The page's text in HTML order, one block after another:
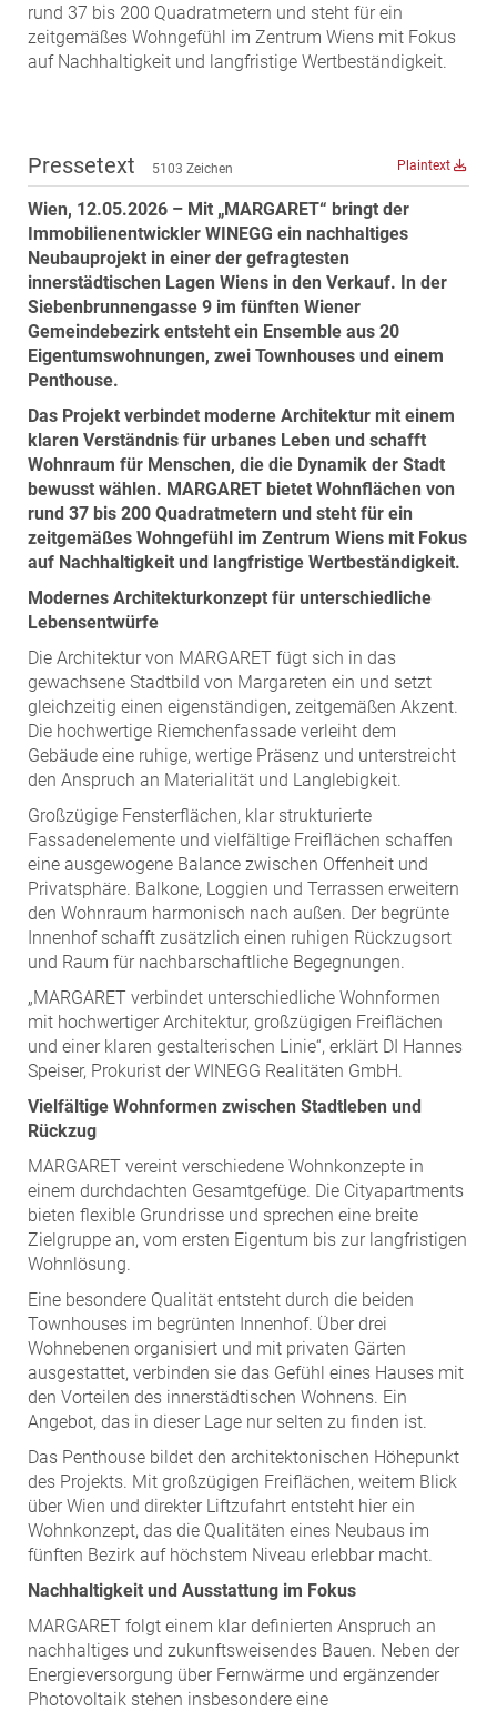
STEUP Realitäten
STIX + Partner
Verband Österreichischer Versicherungsmakler
Weinrauch Rechtsanwälte
WINEGG Realitäten
ZEHA Real Estate
Media
Pressekontakt
rund 37 bis 200 Quadratmetern und steht für ein
zeitgemäßes Wohngefühl im Zentrum Wiens mit Fokus
auf Nachhaltigkeit und langfristige Wertbeständigkeit.
Pressetext 5103 Zeichen Plaintext
Wien, 12.05.2026 – Mit „MARGARET“ bringt der
Immobilienentwickler WINEGG ein nachhaltiges
Neubauprojekt in einer der gefragtesten
innerstädtischen Lagen Wiens in den Verkauf. In der
Siebenbrunnengasse 9 im fünften Wiener
Gemeindebezirk entsteht ein Ensemble aus 20
Eigentumswohnungen, zwei Townhouses und einem
Penthouse.
Das Projekt verbindet moderne Architektur mit einem
klaren Verständnis für urbanes Leben und schafft
Wohnraum für Menschen, die die Dynamik der Stadt
bewusst wählen. MARGARET bietet Wohnflächen von
rund 37 bis 200 Quadratmetern und steht für ein
zeitgemäßes Wohngefühl im Zentrum Wiens mit Fokus
auf Nachhaltigkeit und langfristige Wertbeständigkeit.
Modernes Architekturkonzept für unterschiedliche
Lebensentwürfe
Die Architektur von MARGARET fügt sich in das
gewachsene Stadtbild von Margareten ein und setzt
gleichzeitig einen eigenständigen, zeitgemäßen Akzent.
Die hochwertige Riemchenfassade verleiht dem
Gebäude eine ruhige, wertige Präsenz und unterstreicht
den Anspruch an Materialität und Langlebigkeit.
Großzügige Fensterflächen, klar strukturierte
Fassadenelemente und vielfältige Freiflächen schaffen
eine ausgewogene Balance zwischen Offenheit und
Privatsphäre. Balkone, Loggien und Terrassen erweitern
den Wohnraum harmonisch nach außen. Der begrünte
Innenhof schafft zusätzlich einen ruhigen Rückzugsort
und Raum für nachbarschaftliche Begegnungen.
„MARGARET verbindet unterschiedliche Wohnformen
mit hochwertiger Architektur, großzügigen Freiflächen
und einer klaren gestalterischen Linie“, erklärt DI Hannes
Speiser, Prokurist der WINEGG Realitäten GmbH.
Vielfältige Wohnformen zwischen Stadtleben und
Rückzug
MARGARET vereint verschiedene Wohnkonzepte in
einem durchdachten Gesamtgefüge. Die Cityapartments
bieten flexible Grundrisse und sprechen eine breite
Zielgruppe an, vom ersten Eigentum bis zur langfristigen
Wohnlösung.
Eine besondere Qualität entsteht durch die beiden
Townhouses im begrünten Innenhof. Über drei
Wohnebenen organisiert und mit privaten Gärten
ausgestattet, verbinden sie das Gefühl eines Hauses mit
den Vorteilen des innerstädtischen Wohnens. Ein
Angebot, das in dieser Lage nur selten zu finden ist.
Das Penthouse bildet den architektonischen Höhepunkt
des Projekts. Mit großzügigen Freiflächen, weitem Blick
über Wien und direkter Liftzufahrt entsteht hier ein
Wohnkonzept, das die Qualitäten eines Neubaus im
fünften Bezirk auf höchstem Niveau erlebbar macht.
Nachhaltigkeit und Ausstattung im Fokus
MARGARET folgt einem klar definierten Anspruch an
nachhaltiges und zukunftsweisendes Bauen. Neben der
Energieversorgung über Fernwärme und ergänzender
Photovoltaik stehen insbesondere eine